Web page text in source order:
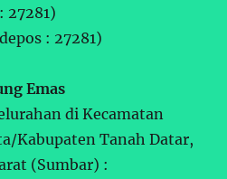
27281)
: 27281)
Emas
di Kecamatan
Kabupaten Tanah Datar,
(Sumbar) :